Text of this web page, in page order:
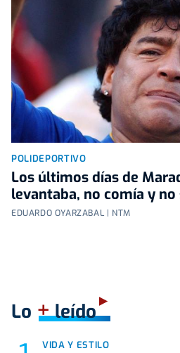
POLIDEPORTIVO
Los últimos días de
levantaba, no comía y no
EDUARDO OYARZABAL | NTM
Lo +leído
VIDA Y ESTILO